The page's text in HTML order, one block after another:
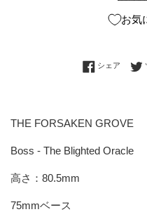
お気
シェア
THE FORSAKEN GROVE
Boss - The Blighted Oracle
高さ ：80.5mm
75mmベース